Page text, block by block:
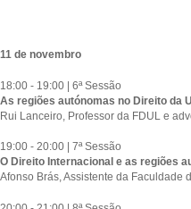
11 de novembro
18:00 - 19:00 | 6ª Sessão
As regiões autónomas no Direito da
Rui Lanceiro, Professor da FDUL e
19:00 - 20:00 | 7ª Sessão
O Direito Internacional e as regiões
Afonso Brás, Assistente da Faculdade